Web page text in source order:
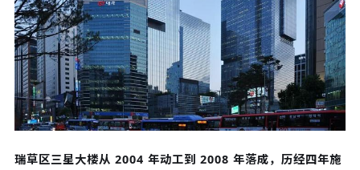
瑞草区三星大楼从 2004 年动工到 2008 年落成，历经四年施